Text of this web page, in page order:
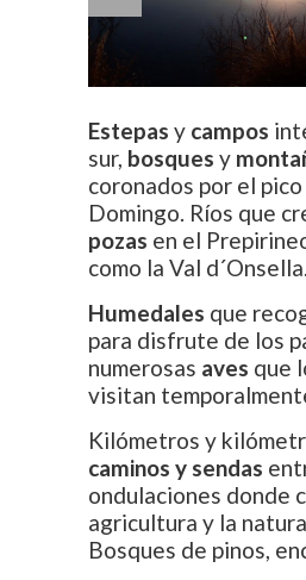
Estepas y campos
sur, bosques y
coronados por el
Domingo. Ríos que
pozas en el
como la Val d´Onsella.
Humedales que
para disfrute de los
numerosas aves que
visitan
Kilómetros y
caminos y sendas
ondulaciones donde
agricultura y la
Bosques de pinos,